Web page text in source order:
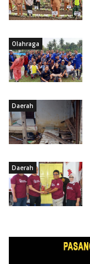
Olahraga
Daerah
Daerah